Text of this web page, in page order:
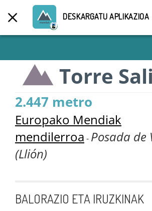
DESKARGATU APLIKAZIOA
Torre
2.447 metro
Europako Mendiak
mendilerroa - Posada de
(Llión)
BALORAZIO ETA IRUZKINAK